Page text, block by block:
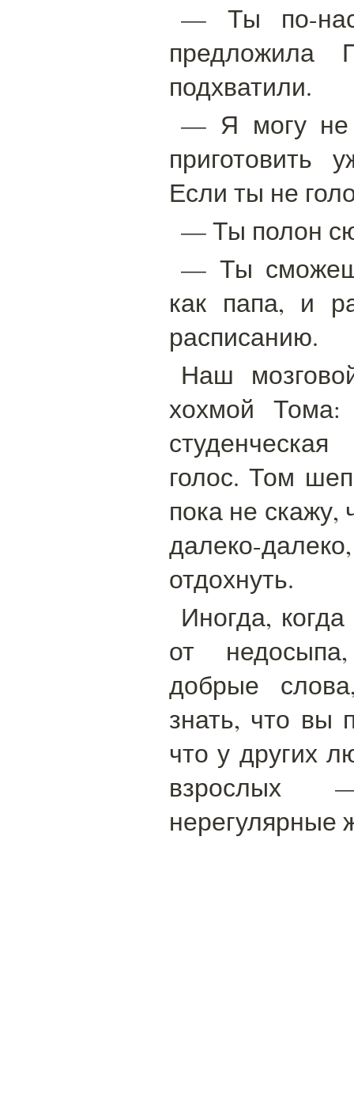
— Ты по-
предложила
подхватили.
— Я могу не
приготовить
Если ты не
— Ты полон
— Ты
как папа, и
расписанию.
Наш
хохмой
голос. Том
пока не скажу,
далеко-
отдохнуть.
Иногда,
от
добрые
знать, что вы
что у других
нерегулярные